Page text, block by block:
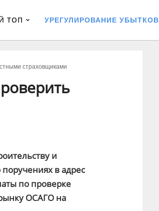
ТОП УРЕГУЛИРОВАНИЕ УБЫТКОВ
страховщиками
и
в адрес
по проверке
ОСАГО на